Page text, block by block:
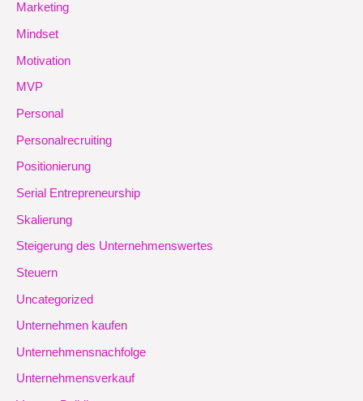
Marketing
Mindset
Motivation
MVP
Personal
Personalrecruiting
Positionierung
Serial Entrepreneurship
Skalierung
Steigerung des Unternehmenswertes
Steuern
Uncategorized
Unternehmen kaufen
Unternehmensnachfolge
Unternehmensverkauf